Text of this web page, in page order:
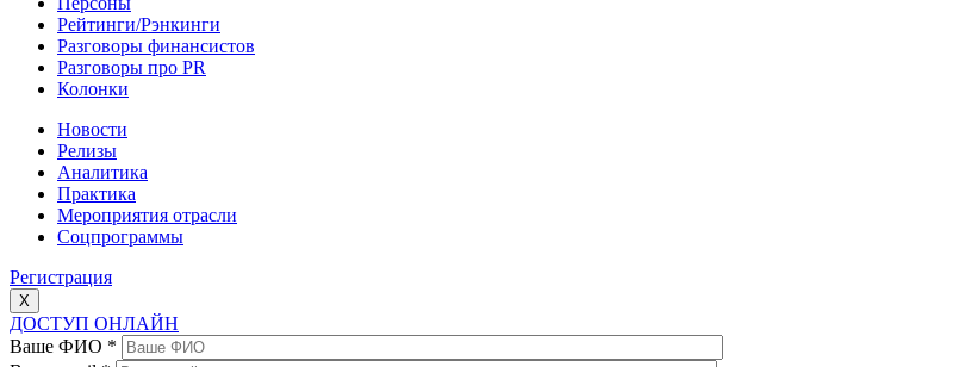
Рейтинги/Рэнкинги
Разговоры финансистов
Разговоры про PR
Колонки
Новости
Релизы
Аналитика
Практика
Мероприятия отрасли
Соцпрограммы
Регистрация
X
ДОСТУП ОНЛАЙН
Ваше ФИО *